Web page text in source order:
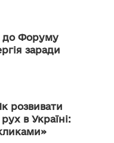
до Форуму
заради
розвивати
в Україні: